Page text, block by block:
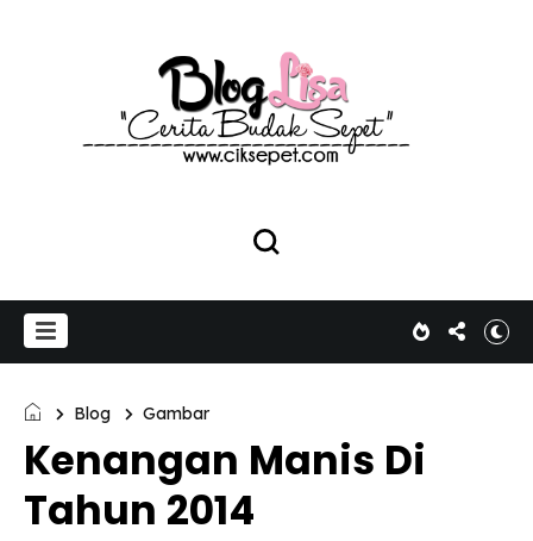
Blog Gambar
Kenangan Manis Di
Tahun 2014